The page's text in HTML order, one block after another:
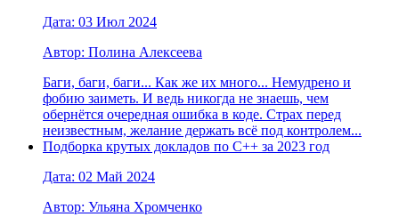
Дата: 03 Июл 2024
Автор: Полина Алексеева
Баги, баги, баги... Как же их много... Немудрено и
фобию заиметь. И ведь никогда не знаешь, чем
обернётся очередная ошибка в коде. Страх перед
неизвестным, желание держать всё под контролем...
Подборка крутых докладов по С++ за 2023 год
Дата: 02 Май 2024
Автор: Ульяна Хромченко